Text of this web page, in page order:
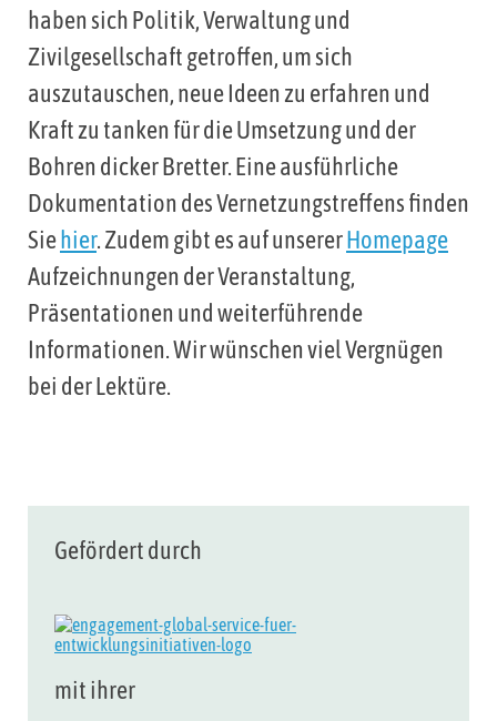
haben sich Politik, Verwaltung und
Zivilgesellschaft getroffen, um sich
auszutauschen, neue Ideen zu erfahren und
Kraft zu tanken für die Umsetzung und der
Bohren dicker Bretter. Eine ausführliche
Dokumentation des Vernetzungstreffens finden
Sie hier. Zudem gibt es auf unsererHomepage
Aufzeichnungen der Veranstaltung,
Präsentationen und weiterführende
Informationen. Wir wünschen viel Vergnügen
bei der Lektüre.
Gefördert durch
mit ihrer